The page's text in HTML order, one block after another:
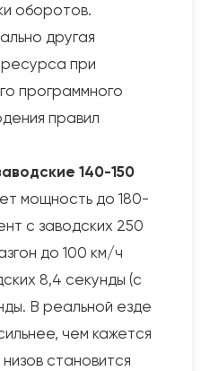
оборотов.
другая
при
программного
правил
140-150
мощность до 180-
с заводских 250
до 100 км/ч
8,4 секунды (с
В реальной езде
чем кажется
становится